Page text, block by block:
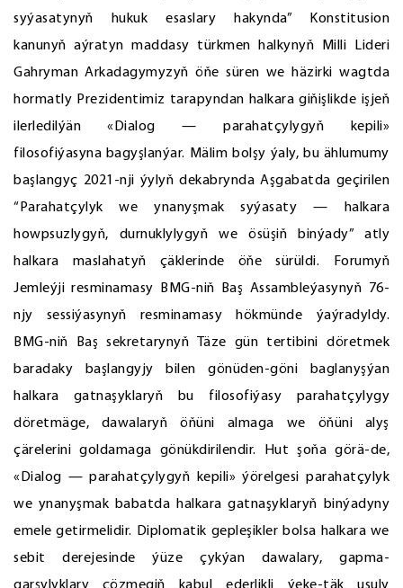
syýasatynyň hukuk esaslary hakynda” Konstitusion
kanunyň aýratyn maddasy türkmen halkynyň Milli Lideri
Gahryman Arkadagymyzyň öňe süren we häzirki wagtda
hormatly Prezidentimiz tarapyndan halkara giňişlikde işjeň
ilerledilýän «Dialog — parahatçylygyň kepili»
filosofiýasyna bagyşlanýar. Mälim bolşy ýaly, bu ählumumy
başlangyç 2021-nji ýylyň dekabrynda Aşgabatda geçirilen
“Parahatçylyk we ynanyşmak syýasaty — halkara
howpsuzlygyň, durnuklylygyň we ösüşiň binýady” atly
halkara maslahatyň çäklerinde öňe sürüldi. Forumyň
Jemleýji resminamasy BMG-niň Baş Assambleýasynyň 76-
njy sessiýasynyň resminamasy hökmünde ýaýradyldy.
BMG-niň Baş sekretarynyň Täze gün tertibini döretmek
baradaky başlangyjy bilen gönüden-göni baglanyşýan
halkara gatnaşyklaryň bu filosofiýasy parahatçylygy
döretmäge, dawalaryň öňüni almaga we öňüni alyş
çärelerini goldamaga gönükdirilendir. Hut şoňa görä-de,
«Dialog — parahatçylygyň kepili» ýörelgesi parahatçylyk
we ynanyşmak babatda halkara gatnaşyklaryň binýadyny
emele getirmelidir. Diplomatik gepleşikler bolsa halkara we
sebit derejesinde ýüze çykýan dawalary, gapma-